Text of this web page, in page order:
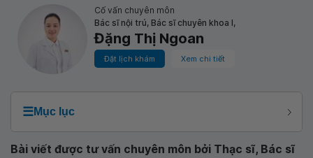
Cố vấn chuyên môn
Bác sĩ nội trú, Bác sĩ chuyên khoa I,
Đặng Thị Ngoan
Đặt lịch khám Xem chi tiết
☰Mục lục
Bài viết được tư vấn chuyên môn bởi Thạc sĩ, Bác sĩ